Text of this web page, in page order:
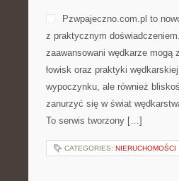
Pzwpajeczno.com.pl to
z praktycznym
zaawansowani wędkarze mogą
łowisk oraz praktyki
wypoczynku, ale również
zanurzyć się w świat
To serwis tworzony […]
CATEGORIES: NIERUCHOMOŚCI